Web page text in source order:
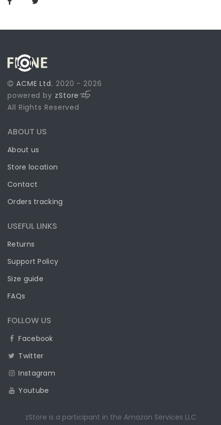
ACME Ltd. 2020 - 2026
powered by zStore
All Rights Reserved
ABOUT US
About us
Store location
Contact
Orders tracking
USEFUL LINKS
Returns
Support Policy
Size guide
FAQs
FOLLOW US
Facebook
Twitter
Instagram
Youtube
zStore is a participant in the Amazon Services LLC